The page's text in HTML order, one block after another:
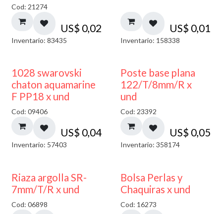
Cod: 21274
US$ 0,02
Inventario: 83435
US$ 0,01
Inventario: 158338
1028 swarovski
chaton aquamarine
F PP18 x und
Cod: 09406
US$ 0,04
Inventario: 57403
Poste base plana
122/T/8mm/R x
und
Cod: 23392
US$ 0,05
Inventario: 358174
Riaza argolla SR-
7mm/T/R x und
Cod: 06898
Bolsa Perlas y
Chaquiras x und
Cod: 16273